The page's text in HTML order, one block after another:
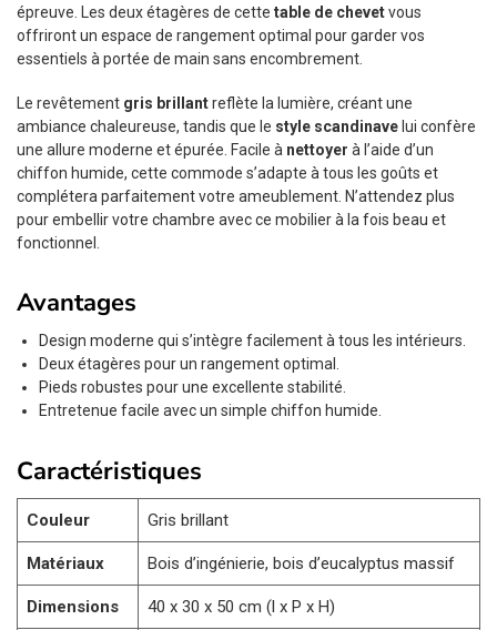
épreuve. Les deux étagères de cette table de chevetvous
offriront un espace de rangement optimal pour garder vos
essentiels à portée de main sans encombrement.
Le revêtement gris brillantreflète la lumière, créant une
ambiance chaleureuse, tandis que le style scandinave lui confère
une allure moderne et épurée. Facile à nettoyer à l’aide d’un
chiffon humide, cette commode s’adapte à tous les goûts et
complétera parfaitement votre ameublement. N’attendez plus
pour embellir votre chambre avec ce mobilier à la fois beau et
fonctionnel.
Avantages
Design moderne qui s’intègre facilement à tous les intérieurs.
Deux étagères pour un rangement optimal.
Pieds robustes pour une excellente stabilité.
Entretenue facile avec un simple chiffon humide.
Caractéristiques
Couleur Gris brillant
Matériaux Bois d’ingénierie, bois d’eucalyptus massif
Dimensions 40 x 30 x 50 cm (l x P x H)